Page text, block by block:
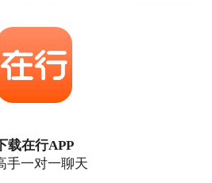
载在行APP
手一对一聊天